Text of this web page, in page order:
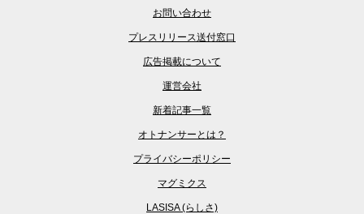
お問い合わせ
プレスリリース送付窓口
広告掲載について
運営会社
新着記事一覧
オトナンサーとは？
プライバシーポリシー
マグミクス
LASISA (らしさ)